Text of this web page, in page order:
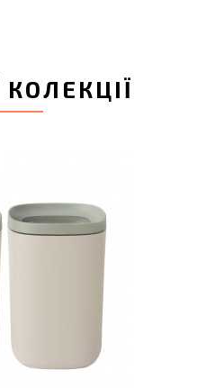
КОЛЕКЦІЇ